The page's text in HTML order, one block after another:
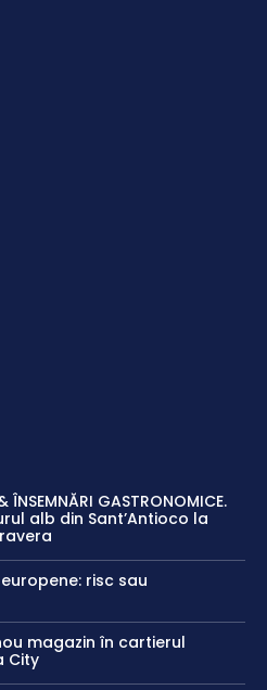
ÎNSEMNĂRI GASTRONOMICE.
alb din Sant’Antioco la
risc sau
magazin în cartierul
City